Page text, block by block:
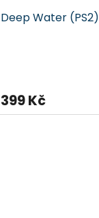
Deep Water (PS2)
399 Kč